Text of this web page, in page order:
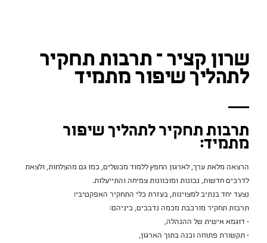
שרון קציר – תרבות תחקיר
לתהליך שיפור מתמיד
תרבות תחקיר לתהליך שיפור
מתמיד:
הרצאה מלאת ערך, לארגון החפץ ללמוד מכשלים, כמו גם מהצלחות, ולצאת
לדרכים חדשות, נכונות ומוכוונות צמיחה והתייעלות.
נצעד יחד בנתיב למצוינות, בעזרת כלי התחקיר האפקטיבי!
תרבות תחקיר מורכבת מכמה נדבכים, ביניהם:
• דוגמא אישית של ההנהלה,
• תקשורת פתוחה וכנה בתוך הארגון,